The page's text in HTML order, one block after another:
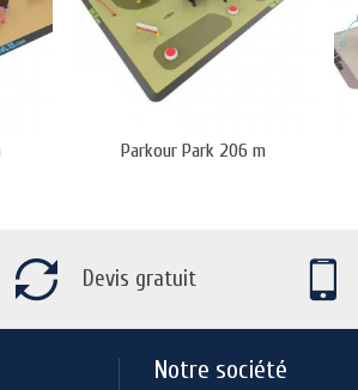
Parkour Park 206 m
Devis gratuit
Notre société